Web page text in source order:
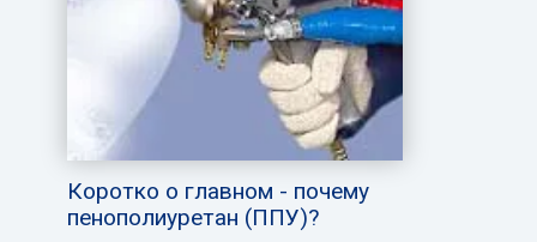
Коротко о главном - почему
пенополиуретан (ППУ)?